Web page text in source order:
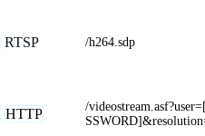
RTSP /h264.sdp
HTTP
/